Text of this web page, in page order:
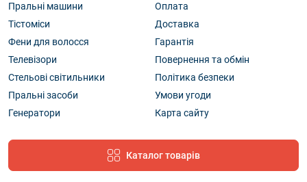
Пральні машини
Тістоміси
Фени для волосся
Телевізори
Стельові світильники
Пральні засоби
Генератори
Оплата
Доставка
Гарантія
Повернення та обмін
Політика безпеки
Умови угоди
Карта сайту
Каталог товарів